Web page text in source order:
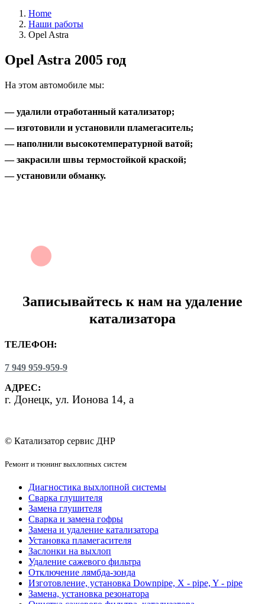
Home
Наши работы
Opel Astra
Opel Astra 2005 год
На этом автомобиле мы:
— удалили отработанный катализатор;
— изготовили и установили пламегаситель;
— наполнили высокотемпературной ватой;
— закрасили швы термостойкой краской;
— установили обманку.
Записывайтесь к нам на удаление
катализатора
ТЕЛЕФОН:
7 949 959-959-9
АДРЕС:
г. Донецк, ул. Ионова 14, а
© Катализатор сервис ДНР
Ремонт и тюнинг выхлопных систем
Диагностика выхлопной системы
Сварка глушителя
Замена глушителя
Сварка и замена гофры
Замена и удаление катализатора
Установка пламегасителя
Заслонки на выхлоп
Удаление сажевого фильтра
Отключение лямбда-зонда
Изготовление, установка Downpipe, X - pipe, Y - pipe
Замена, установка резонатора